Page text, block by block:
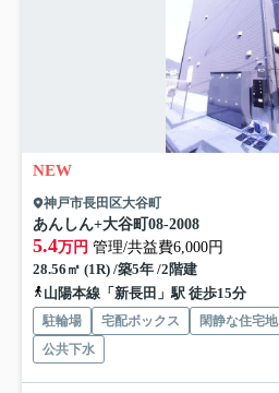
NEW
神戸市長田区大谷町
あんしん+大谷町08-2008
5.4万円 管理/共益費6,000円
28.56㎡ (1R) /築5年 /2階建
山陽本線「新長田」駅 徒歩15分
駐輪場 宅配ボックス 閑静な住宅地
公共下水